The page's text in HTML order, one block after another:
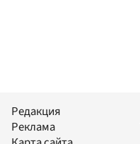
Редакция
Реклама